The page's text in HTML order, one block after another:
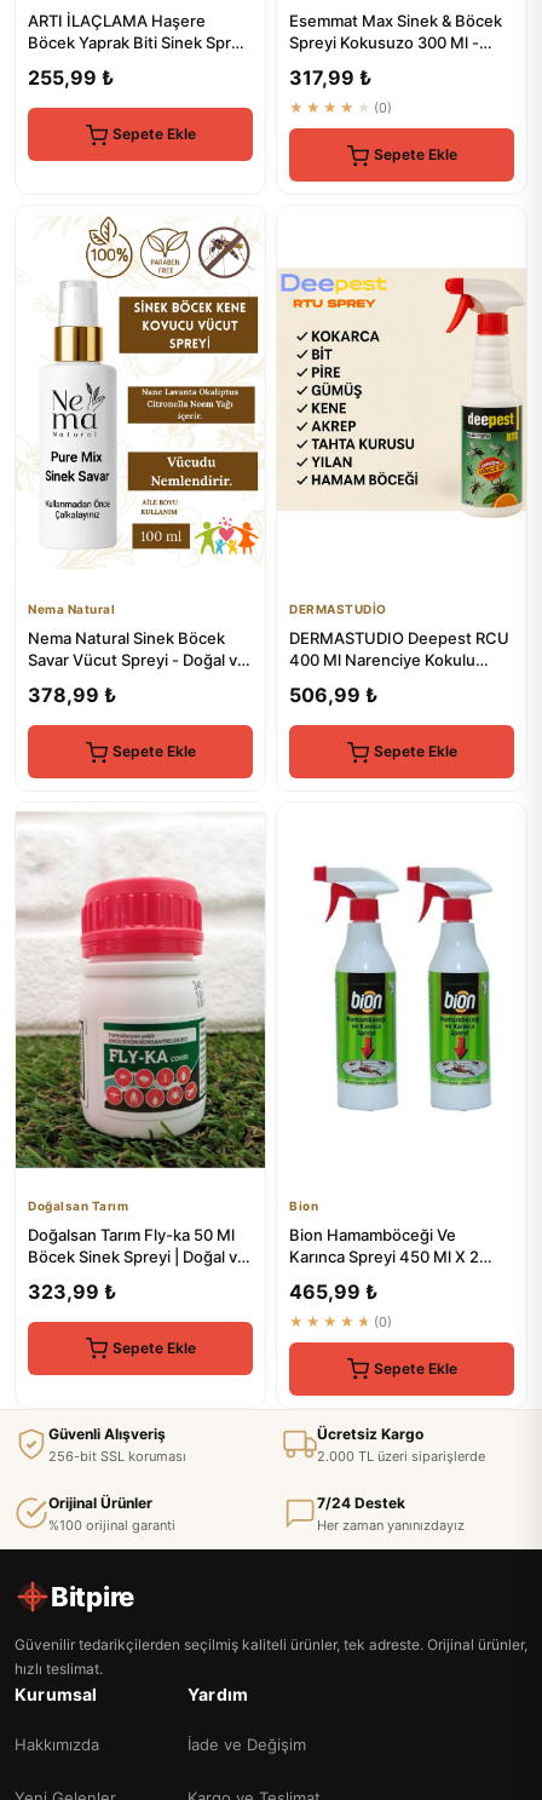
ARTI İLAÇLAMA Haşere
Böcek Yaprak Biti Sinek Spreyi
255,99 ₺
Sepete Ekle
Esemmat Max Sinek & Böcek
Spreyi Kokusuzo 300 Ml -
317,99 ₺
★★★★★ (0)
Sepete Ekle
Nema Natural
Nema Natural Sinek Böcek
Savar Vücut Spreyi - Doğal ve
378,99 ₺
Sepete Ekle
DERMASTUDİO
DERMASTUDIO Deepest RCU
400 Ml Narenciye Kokulu
506,99 ₺
Sepete Ekle
Doğalsan Tarım
Doğalsan Tarım Fly-ka 50 Ml
Böcek Sinek Spreyi | Doğal ve
323,99 ₺
Sepete Ekle
Bion
Bion Hamamböceği Ve
Karınca Spreyi 450 Ml X 2
465,99 ₺
★★★★★ (0)
Sepete Ekle
Güvenli Alışveriş
256-bit SSL koruması
Ücretsiz Kargo
2.000 TL üzeri siparişlerde
Orijinal Ürünler
%100 orijinal garanti
7/24 Destek
Her zaman yanınızdayız
Bitpire
Güvenilir tedarikçilerden seçilmiş kaliteli ürünler, tek adreste. Orijinal ürünler,
hızlı teslimat.
Kurumsal
Hakkımızda
Yardım
İade ve Değişim